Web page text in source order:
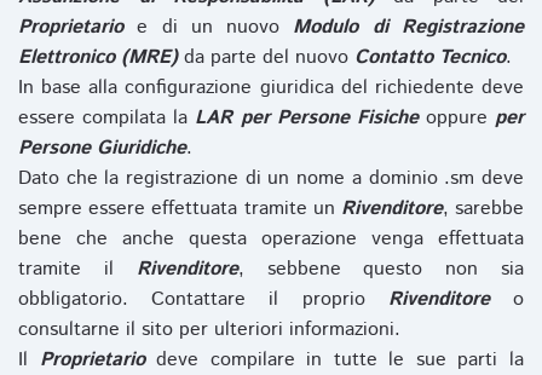
Proprietarioe di un nuovo Modulo di Registrazione
Elettronico (MRE)da parte del nuovo Contatto Tecnico.
In base alla configurazione giuridica del richiedente deve
essere compilata la LAR per Persone Fisicheoppure per
Persone Giuridiche.
Dato che la registrazione di un nome a dominio .sm deve
sempre essere effettuata tramite un Rivenditore, sarebbe
bene che anche questa operazione venga effettuata
tramite il Rivenditore, sebbene questo non sia
obbligatorio. Contattare il proprio Rivenditoreo
consultarne il sito per ulteriori informazioni.
Il Proprietariodeve compilare in tutte le sue parti la